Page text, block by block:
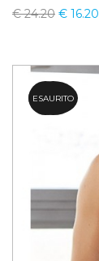
€24.20 € 16.20
32.8%
ESAURITO